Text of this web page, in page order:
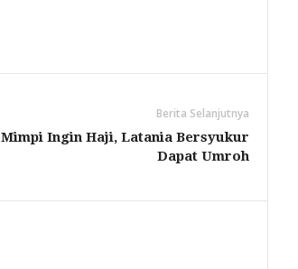
Berita Selanjutnya
Mimpi Ingin Haji, Latania Bersyukur
Dapat Umroh